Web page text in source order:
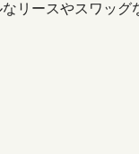
リースやスワッ